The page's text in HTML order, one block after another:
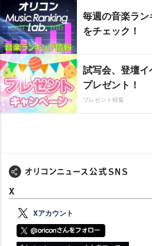
毎週の音楽ラ
をチェック！
試写会、登壇
プレゼント！
プレゼント特集
X
Xアカウント